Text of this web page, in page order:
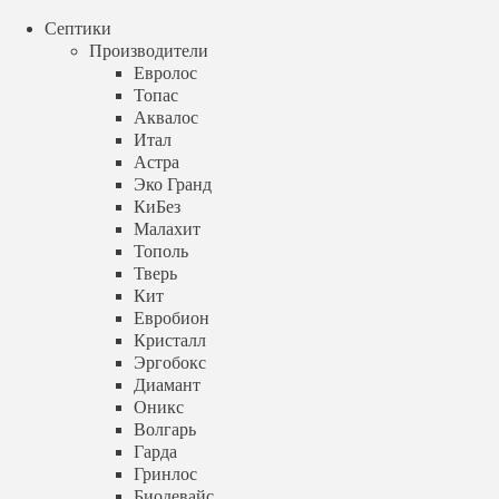
+7 (499) 348 88 04call
Аква Септик
+7 (499) 348 88 04
Септик для дачи под ключ
Установка под ключ за 1 день
в Москве и Московской области
Заказать звонок
пн-вс с 9:00 до 21:00
+7 (499) 348 88 04
info@aqua-septik.ru
Септики
Производители
Евролос
Топас
Аквалос
Итал
Астра
Эко Гранд
КиБез
Малахит
Тополь
Тверь
Кит
Евробион
Кристалл
Эргобокс
Диамант
Оникс
Волгарь
Гарда
Гринлос